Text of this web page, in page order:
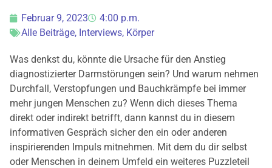
Februar 9, 2023
4:00 p.m.
Alle Beiträge, Interviews, Körper
Was denkst du, könnte die Ursache für den Anstieg
diagnostizierter Darmstörungen sein? Und warum nehmen
Durchfall, Verstopfungen und Bauchkrämpfe bei immer
mehr jungen Menschen zu? Wenn dich dieses Thema
direkt oder indirekt betrifft, dann kannst du in diesem
informativen Gespräch sicher den ein oder anderen
inspirierenden Impuls mitnehmen. Mit dem du dir selbst
oder Menschen in deinem Umfeld ein weiteres Puzzleteil